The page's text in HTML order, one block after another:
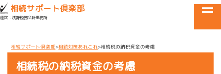
目黒区・世田谷区・品川区で相続に関するお悩みなら
相続サポート倶楽部
運営：浅野税務会計事務所
相続サポート倶楽部 相続対策あれこれ 相続税の納税資金の考慮
相続税の納税資金の考慮